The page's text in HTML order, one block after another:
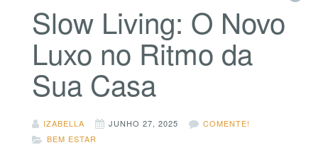
Slow Living: O Novo
Luxo no Ritmo da
Sua Casa
IZABELLA JUNHO 27, 2025
COMENTE!
BEM ESTAR